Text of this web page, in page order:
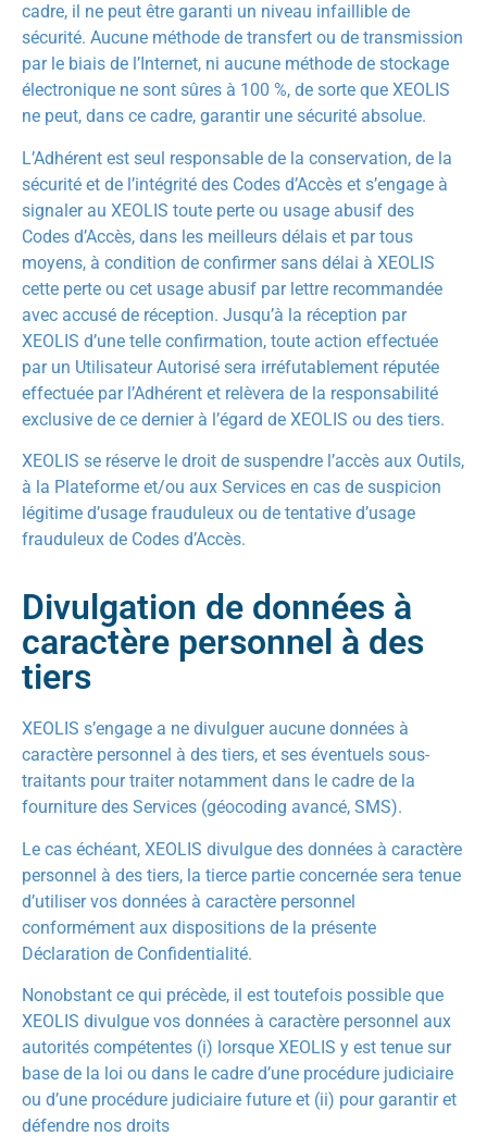
cadre, il ne peut être garanti un niveau infaillible de
sécurité. Aucune méthode de transfert ou de transmission
par le biais de l’Internet, ni aucune méthode de stockage
électronique ne sont sûres à 100 %, de sorte que XEOLIS
ne peut, dans ce cadre, garantir une sécurité absolue.
L’Adhérent est seul responsable de la conservation, de la
sécurité et de l’intégrité des Codes d’Accès et s’engage à
signaler au XEOLIS toute perte ou usage abusif des
Codes d’Accès, dans les meilleurs délais et par tous
moyens, à condition de confirmer sans délai à XEOLIS
cette perte ou cet usage abusif par lettre recommandée
avec accusé de réception. Jusqu’à la réception par
XEOLIS d’une telle confirmation, toute action effectuée
par un Utilisateur Autorisé sera irréfutablement réputée
effectuée par l’Adhérent et relèvera de la responsabilité
exclusive de ce dernier à l’égard de XEOLIS ou des tiers.
XEOLIS se réserve le droit de suspendre l’accès aux Outils,
à la Plateforme et/ou aux Services en cas de suspicion
légitime d’usage frauduleux ou de tentative d’usage
frauduleux de Codes d’Accès.
Divulgation de données à
caractère personnel à des
tiers
XEOLIS s’engage a ne divulguer aucune données à
caractère personnel à des tiers, et ses éventuels sous-
traitants pour traiter notamment dans le cadre de la
fourniture des Services (géocoding avancé, SMS).
Le cas échéant, XEOLIS divulgue des données à caractère
personnel à des tiers, la tierce partie concernée sera tenue
d’utiliser vos données à caractère personnel
conformément aux dispositions de la présente
Déclaration de Confidentialité.
Nonobstant ce qui précède, il est toutefois possible que
XEOLIS divulgue vos données à caractère personnel aux
autorités compétentes (i) lorsque XEOLIS y est tenue sur
base de la loi ou dans le cadre d’une procédure judiciaire
ou d’une procédure judiciaire future et (ii) pour garantir et
défendre nos droits